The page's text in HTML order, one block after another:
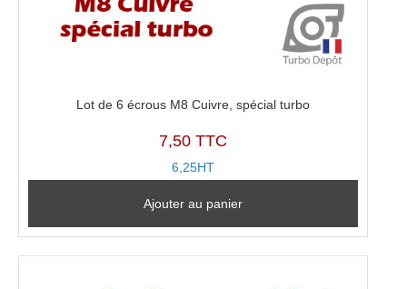
Lot de 6 écrous M8 Cuivre, spécial turbo
7,50 TTC
6,25HT
Ajouter au panier